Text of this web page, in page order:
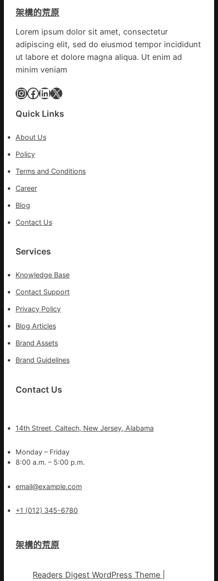
架構的荒原
Lorem ipsum dolor sit amet, consectetur
adipiscing elit, sed do eiusmod tempor incididunt
ut labore et dolore magna aliqua. Ut enim ad
minim veniam
InstagramFacebook LinkedIn X
Quick Links
About Us
Policy
Terms and Conditions
Career
Blog
Contact Us
Services
Knowledge Base
Contact Support
Privacy Policy
Blog Articles
Brand Assets
Brand Guidelines
Contact Us
14th Street, Caltech, New Jersey, Alabama
Monday – Friday
8:00 a.m. – 5:00 p.m.
email@example.com
+1 (012) 345-6780
架構的荒原
Readers Digest WordPress Theme